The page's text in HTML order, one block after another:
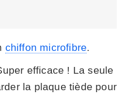
chiffon microfibre.
efficace ! La seule
la plaque tiède pour